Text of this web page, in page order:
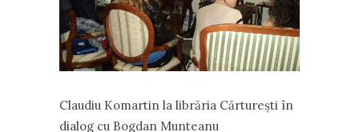
Claudiu Komartin la librăria Cărtureşti în
dialog cu Bogdan Munteanu